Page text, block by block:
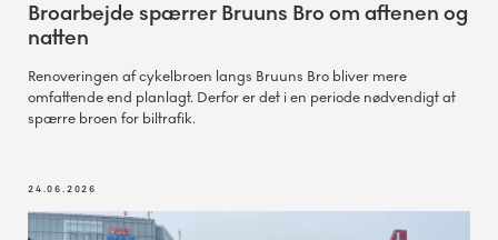
Broarbejde spærrer Bruuns Bro om aftenen og
natten
Renoveringen af cykelbroen langs Bruuns Bro bliver mere
omfattende end planlagt. Derfor er det i en periode nødvendigt at
spærre broen for biltrafik.
24.06.2026